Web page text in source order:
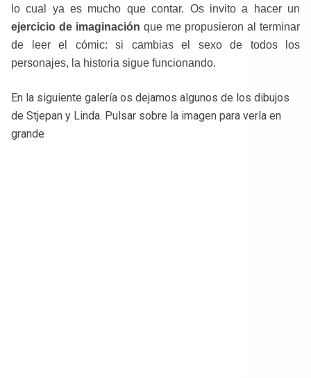
lo cual ya es mucho que contar. Os invito a hacer un
ejercicio de imaginación que me propusieron al terminar
de leer el cómic: si cambias el sexo de todos los
personajes, la historia sigue funcionando.
En la siguiente galería os dejamos algunos de los dibujos
de Stjepan y Linda. Pulsar sobre la imagen para verla en
grande